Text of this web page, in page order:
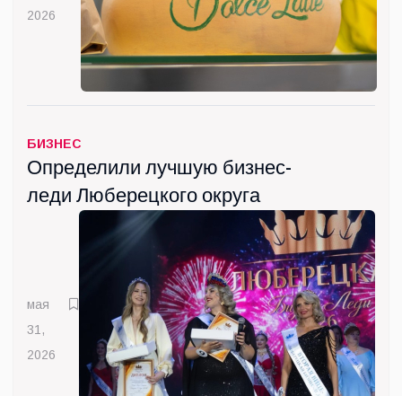
2026
БИЗНЕС
Определили лучшую бизнес-
леди Люберецкого округа
мая
31,
2026